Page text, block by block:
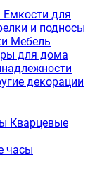
Емкости для
и подносы
Мебель
для дома
декорации
Кварцевые
часы